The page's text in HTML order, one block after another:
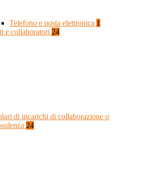
Telefono e posta elettronica 1
e collaboratori 24
di incarichi di collaborazione o
24